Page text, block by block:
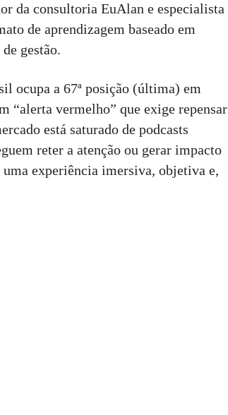
da consultoria EuAlan e especialista
de aprendizagem baseado em
gestão.
ocupa a 67ª posição (última) em
“alerta vermelho” que exige repensar
está saturado de podcasts
reter a atenção ou gerar impacto
experiência imersiva, objetiva e,